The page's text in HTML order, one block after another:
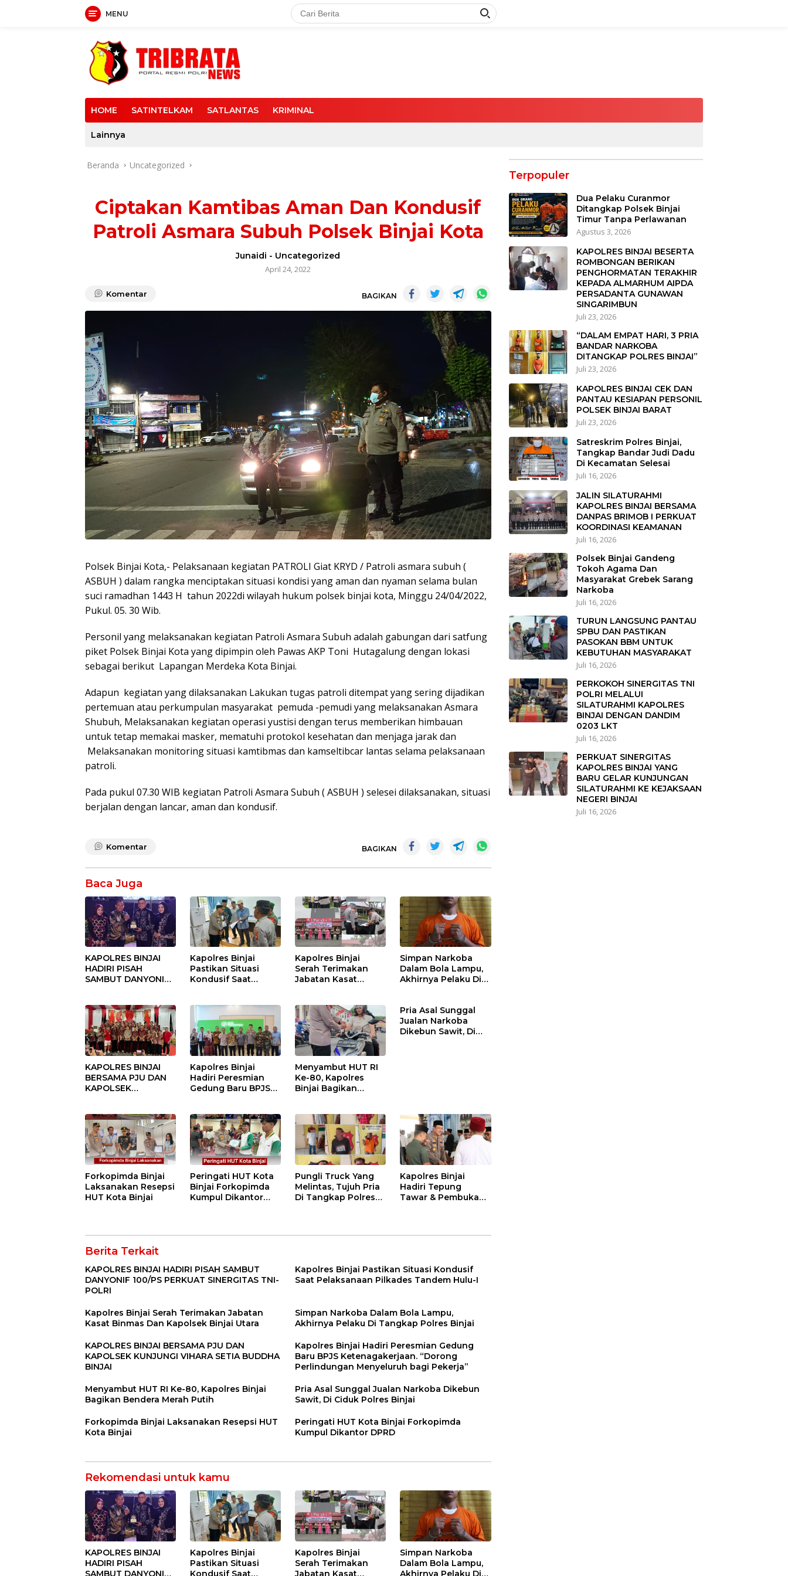
MENU
HOME SATINTELKAM SATLANTAS KRIMINAL
Lainnya
Beranda Uncategorized
Ciptakan Kamtibas Aman Dan Kondusif
Patroli Asmara Subuh Polsek Binjai Kota
Junaidi - Uncategorized
April 24, 2022
Komentar BAGIKAN
Polsek Binjai Kota,- Pelaksanaan kegiatan PATROLI Giat KRYD / Patroli asmara subuh (
ASBUH ) dalam rangka menciptakan situasi kondisi yang aman dan nyaman selama bulan
suci ramadhan 1443 H tahun 2022di wilayah hukum polsek binjai kota, Minggu 24/04/2022,
Pukul. 05. 30 Wib.
Personil yang melaksanakan kegiatan Patroli Asmara Subuh adalah gabungan dari satfung
piket Polsek Binjai Kota yang dipimpin oleh Pawas AKP Toni Hutagalung dengan lokasi
sebagai berikut Lapangan Merdeka Kota Binjai.
Adapun kegiatan yang dilaksanakan Lakukan tugas patroli ditempat yang sering dijadikan
pertemuan atau perkumpulan masyarakat pemuda -pemudi yang melaksanakan Asmara
Shubuh, Melaksanakan kegiatan operasi yustisi dengan terus memberikan himbauan
untuk tetap memakai masker, mematuhi protokol kesehatan dan menjaga jarak dan
Melaksanakan monitoring situasi kamtibmas dan kamseltibcar lantas selama pelaksanaan
patroli.
Pada pukul 07.30 WIB kegiatan Patroli Asmara Subuh ( ASBUH ) selesei dilaksanakan, situasi
berjalan dengan lancar, aman dan kondusif.
Komentar BAGIKAN
Baca Juga
KAPOLRES BINJAI
HADIRI PISAH
SAMBUT DANYONIF
POLRI
Kapolres Binjai
Pastikan Situasi
Kondusif Saat
Kapolres Binjai
Serah Terimakan
Jabatan Kasat
Utara
Simpan Narkoba
Dalam Bola Lampu,
Akhirnya Pelaku Di
KAPOLRES BINJAI
BERSAMA PJU DAN
KAPOLSEK
BINJAI
Kapolres Binjai
Hadiri Peresmian
Gedung Baru BPJS
Perlindungan
Menyeluruh bagi
Pekerja”
Menyambut HUT RI
Ke-80, Kapolres
Binjai Bagikan
Pria Asal Sunggal
Jualan Narkoba
Dikebun Sawit, Di
Forkopimda Binjai
Laksanakan Resepsi
HUT Kota Binjai
Peringati HUT Kota
Binjai Forkopimda
Kumpul Dikantor
Pungli Truck Yang
Melintas, Tujuh Pria
Di Tangkap Polres
Kapolres Binjai
Hadiri Tepung
Tawar & Pembukaan
Berita Terkait
KAPOLRES BINJAI HADIRI PISAH SAMBUT
DANYONIF 100/PS PERKUAT SINERGITAS TNI-
POLRI
Kapolres Binjai Pastikan Situasi Kondusif
Saat Pelaksanaan Pilkades Tandem Hulu-I
Kapolres Binjai Serah Terimakan Jabatan
Kasat Binmas Dan Kapolsek Binjai Utara
Simpan Narkoba Dalam Bola Lampu,
Akhirnya Pelaku Di Tangkap Polres Binjai
KAPOLRES BINJAI BERSAMA PJU DAN
KAPOLSEK KUNJUNGI VIHARA SETIA BUDDHA
BINJAI
Kapolres Binjai Hadiri Peresmian Gedung
Baru BPJS Ketenagakerjaan. “Dorong
Perlindungan Menyeluruh bagi Pekerja”
Menyambut HUT RI Ke-80, Kapolres Binjai
Bagikan Bendera Merah Putih
Pria Asal Sunggal Jualan Narkoba Dikebun
Sawit, Di Ciduk Polres Binjai
Forkopimda Binjai Laksanakan Resepsi HUT
Kota Binjai
Peringati HUT Kota Binjai Forkopimda
Kumpul Dikantor DPRD
Rekomendasi untuk kamu
KAPOLRES BINJAI
HADIRI PISAH
SAMBUT DANYONIF
Kapolres Binjai
Pastikan Situasi
Kondusif Saat
Kapolres Binjai
Serah Terimakan
Jabatan Kasat
Simpan Narkoba
Dalam Bola Lampu,
Akhirnya Pelaku Di
Terpopuler
Dua Pelaku Curanmor
Ditangkap Polsek Binjai
Timur Tanpa Perlawanan
Agustus 3, 2026
KAPOLRES BINJAI BESERTA
ROMBONGAN BERIKAN
PENGHORMATAN TERAKHIR
KEPADA ALMARHUM AIPDA
PERSADANTA GUNAWAN
SINGARIMBUN
Juli 23, 2026
“DALAM EMPAT HARI, 3 PRIA
BANDAR NARKOBA
DITANGKAP POLRES BINJAI”
Juli 23, 2026
KAPOLRES BINJAI CEK DAN
PANTAU KESIAPAN PERSONIL
POLSEK BINJAI BARAT
Juli 23, 2026
Satreskrim Polres Binjai,
Tangkap Bandar Judi Dadu
Di Kecamatan Selesai
Juli 16, 2026
JALIN SILATURAHMI
KAPOLRES BINJAI BERSAMA
DANPAS BRIMOB I PERKUAT
KOORDINASI KEAMANAN
Juli 16, 2026
Polsek Binjai Gandeng
Tokoh Agama Dan
Masyarakat Grebek Sarang
Narkoba
Juli 16, 2026
TURUN LANGSUNG PANTAU
SPBU DAN PASTIKAN
PASOKAN BBM UNTUK
KEBUTUHAN MASYARAKAT
Juli 16, 2026
PERKOKOH SINERGITAS TNI
POLRI MELALUI
SILATURAHMI KAPOLRES
BINJAI DENGAN DANDIM
0203 LKT
Juli 16, 2026
PERKUAT SINERGITAS
KAPOLRES BINJAI YANG
BARU GELAR KUNJUNGAN
SILATURAHMI KE KEJAKSAAN
NEGERI BINJAI
Juli 16, 2026